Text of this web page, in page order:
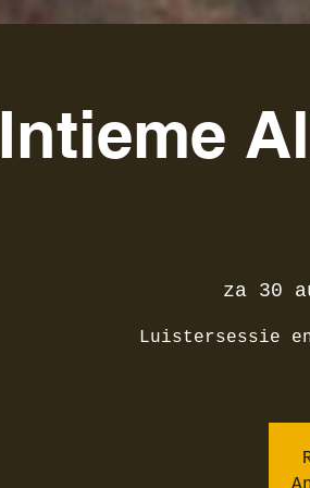
Intieme
za 30
Luistersessie